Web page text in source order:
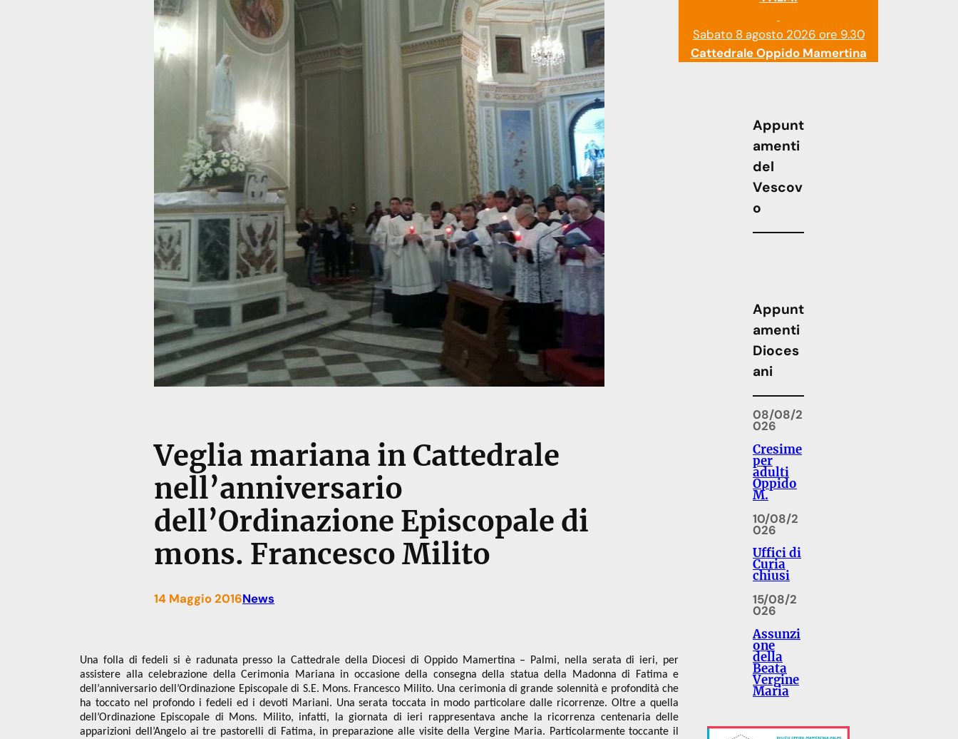
Veglia mariana in Cattedrale
nell’anniversario
dell’Ordinazione Episcopale di
mons. Francesco Milito
14 Maggio 2016News
Una folla di fedeli si è radunata presso la Cattedrale della Diocesi di Oppido Mamertina – Palmi, nella serata di ieri, per
assistere alla celebrazione della Cerimonia Mariana in occasione della consegna della statua della Madonna di Fatima e
dell’anniversario dell’Ordinazione Episcopale di S.E. Mons. Francesco Milito. Una cerimonia di grande solennità e profondità che
ha toccato nel profondo i fedeli ed i devoti Mariani. Una serata toccata in modo particolare dalle ricorrenze. Oltre a quella
dell’Ordinazione Episcopale di Mons. Milito, infatti, la giornata di ieri rappresentava anche la ricorrenza centenaria delle
apparizioni dell’Angelo ai tre pastorelli di Fatima, in preparazione alle visite della Vergine Maria. Particolarmente toccante il
Sabato 8 agosto 2026 ore 9.30
Cattedrale Oppido Mamertina
Appunt
amenti
del
Vescov
o
Appunt
amenti
Dioces
ani
08/08/2
026
Cresime
per
adulti
Oppido
M.
10/08/2
026
Uffici di
Curia
chiusi
15/08/2
026
Assunzi
one
della
Beata
Vergine
Maria